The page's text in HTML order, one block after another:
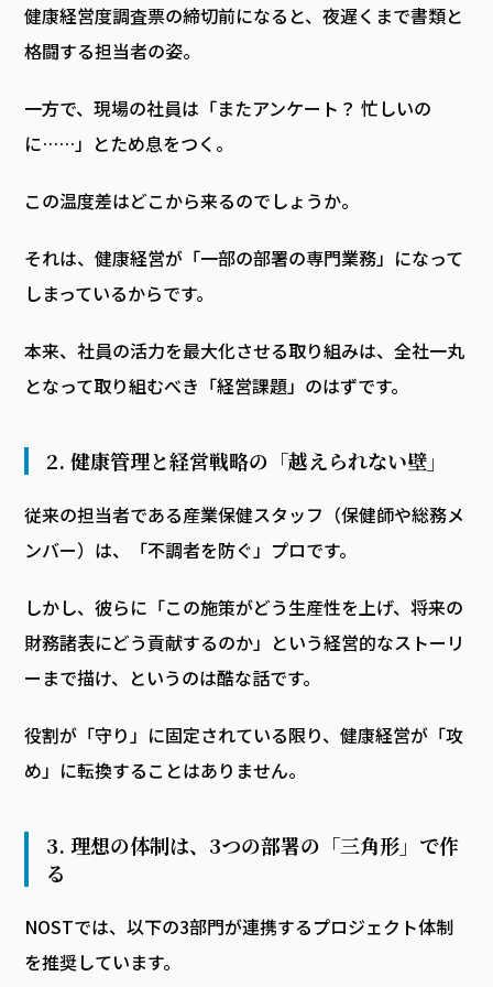
健康経営度調査票の締切前になると、夜遅くまで書類と
格闘する担当者の姿。
一方で、現場の社員は「またアンケート？ 忙しいの
に……」とため息をつく。
この温度差はどこから来るのでしょうか。
それは、健康経営が「一部の部署の専門業務」になって
しまっているからです。
本来、社員の活力を最大化させる取り組みは、全社一丸
となって取り組むべき「経営課題」のはずです。
2. 健康管理と経営戦略の「越えられない壁」
従来の担当者である産業保健スタッフ（保健師や総務メ
ンバー）は、「不調者を防ぐ」プロです。
しかし、彼らに「この施策がどう生産性を上げ、将来の
財務諸表にどう貢献するのか」という経営的なストーリ
ーまで描け、というのは酷な話です。
役割が「守り」に固定されている限り、健康経営が「攻
め」に転換することはありません。
3. 理想の体制は、3つの部署の「三角形」で作
る
NOSTでは、以下の3部門が連携するプロジェクト体制
を推奨しています。